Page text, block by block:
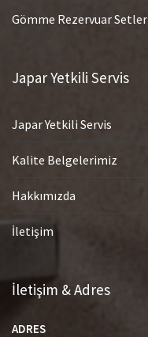
Gömme Rezervuar Setler
Japar Yetkili Servis
Japar Yetkili Servis
Kalite Belgelerimiz
Hakkımızda
İletişim
İletişim & Adres
ADRES